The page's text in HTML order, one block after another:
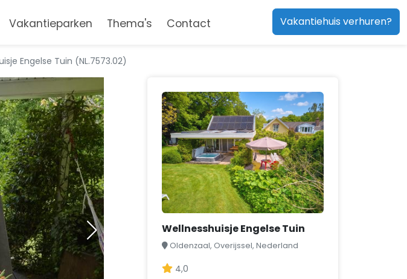
Vakantieparken Thema's Contact Vakantiehuis verhuren?
Engelse Tuin (NL.7573.02)
Wellnesshuisje Engelse Tuin
Oldenzaal, Overijssel, Nederland
4,0